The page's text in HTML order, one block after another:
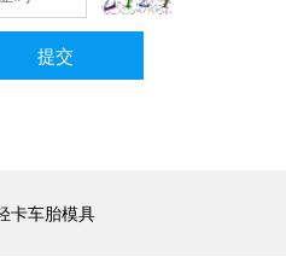
提交
卡车胎模具